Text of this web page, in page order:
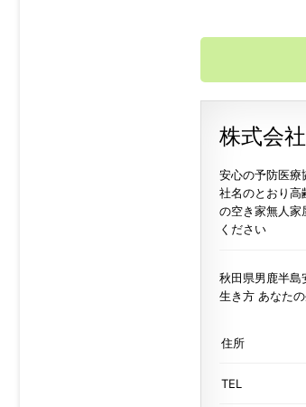
株式会
安心の予防医療
社名のとおり高
の空き家無人
ください
秋田県男鹿半
生き方 あなた
住所
TEL